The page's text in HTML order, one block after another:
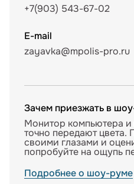
+7(903) 543-67-02
E-mail
zayavka@mpolis-pro.ru
Зачем приезжать в
Монитор компьютера и
точно передают цвета.
своими глазами и
попробуйте на ощупь
Подробнее о шоу-руме